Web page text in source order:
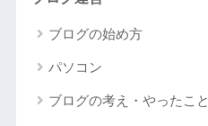
ブログの始め方
パソコン
ブログの考え・やったこと